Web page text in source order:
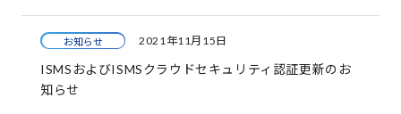
お知らせ 2021年11月15日
ISMSおよびISMSクラウドセキュリティ認証更新のお
知らせ